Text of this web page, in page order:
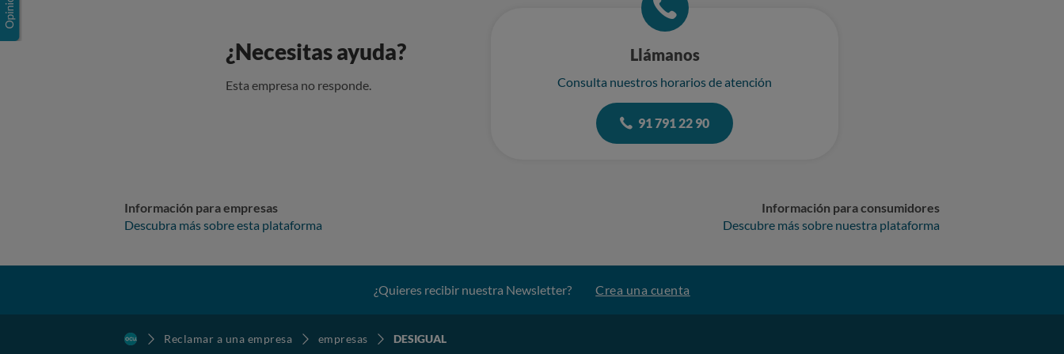
¿Necesitas ayuda?
Esta empresa no responde.
Llámanos
Consulta nuestros horarios de atención
91 791 22 90
Información para empresas
Descubra más sobre esta plataforma
Información para consumidores
Descubre más sobre nuestra plataforma
¿Quieres recibir nuestra Newsletter? Crea una cuenta
Reclamar a una empresa empresas DESIGUAL